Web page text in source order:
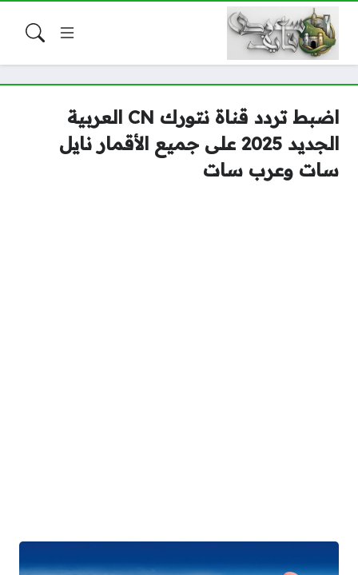
اضبط تردد قناة نتورك CN العربية
الجديد 2025 على جميع الأقمار نايل
سات وعرب سات